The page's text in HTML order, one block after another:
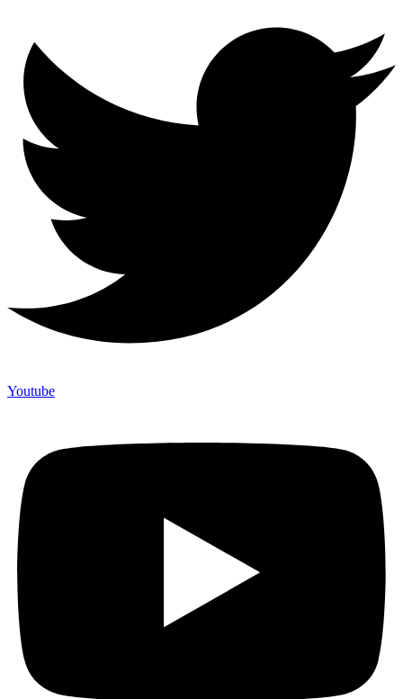
Youtube